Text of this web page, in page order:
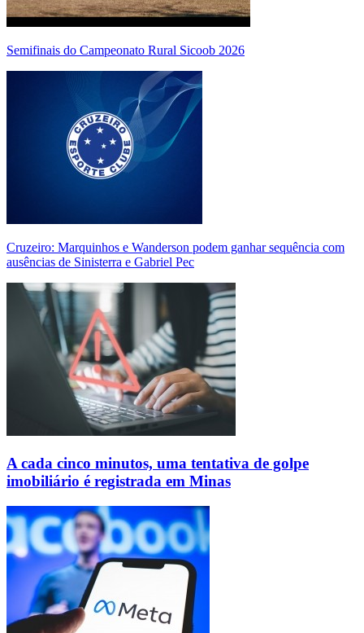
Semifinais do Campeonato Rural Sicoob 2026
Cruzeiro: Marquinhos e Wanderson podem ganhar sequência com
ausências de Sinisterra e Gabriel Pec
A cada cinco minutos, uma tentativa de golpe
imobiliário é registrada em Minas